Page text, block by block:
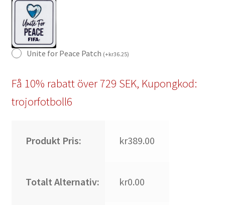
Unite for Peace Patch (+kr36.25)
Få 10% rabatt över 729 SEK, Kupongkod:
trojorfotboll6
Produkt Pris: kr389.00
Totalt Alternativ: kr0.00